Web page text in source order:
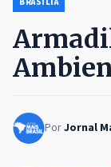
PorJornal